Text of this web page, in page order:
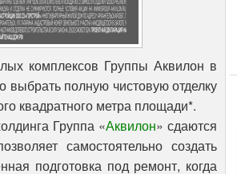
комплексов Группы Аквилон в
выбрать полную чистовую отделку
квадратного метра площади*.
Группа «Аквилон» сдаются
самостоятельно создать
подготовка под ремонт, когда